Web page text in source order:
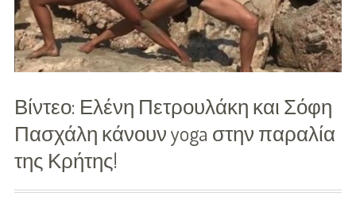
Βίντεο: Ελένη Πετρουλάκη και Σόφη
Πασχάλη κάνουν yoga στην παραλία
της Κρήτης!